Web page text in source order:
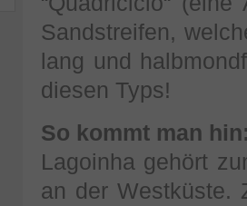
Sandstreifen,
lang und
diesen Typs!
So kommt man
Lagoinha gehört
an der Westküste.